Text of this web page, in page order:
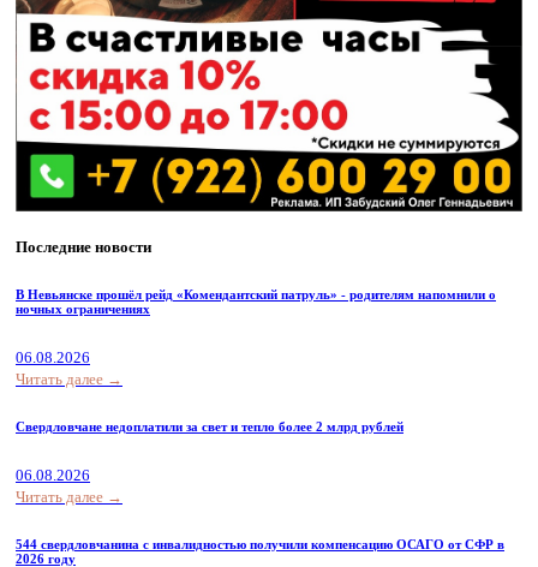
Последние новости
В Невьянске прошёл рейд «Комендантский патруль» - родителям напомнили о
ночных ограничениях
06.08.2026
Читать далее →
Свердловчане недоплатили за свет и тепло более 2 млрд рублей
06.08.2026
Читать далее →
544 свердловчанина с инвалидностью получили компенсацию ОСАГО от СФР в
2026 году